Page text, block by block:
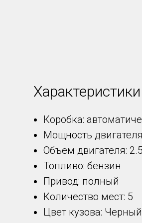
Коробка:
Мощность
Объем двигателя:
Топливо: бензин
Привод: полный
Количество мест: 5
Цвет кузова: Черный